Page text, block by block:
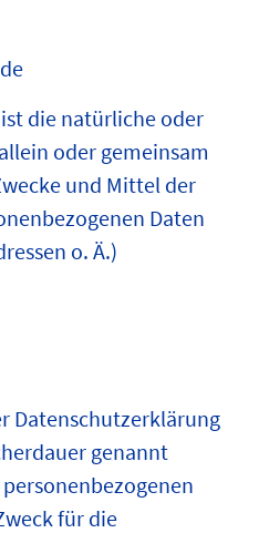
die natürliche oder
oder gemeinsam
und Mittel der
Daten
o. Ä.)
Datenschutzerklärung
genannt
für die